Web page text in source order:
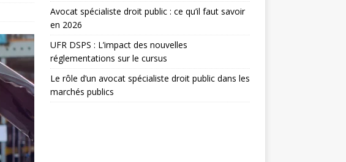
Avocat spécialiste droit public : ce qu’il faut savoir
en 2026
UFR DSPS : L’impact des nouvelles
réglementations sur le cursus
Le rôle d’un avocat spécialiste droit public dans les
marchés publics